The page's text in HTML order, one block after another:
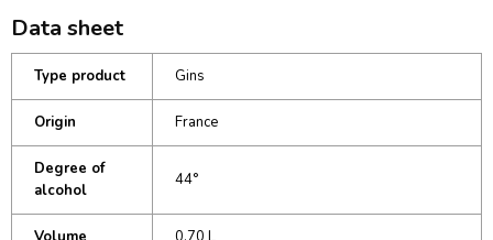
Data sheet
Type product Gins
Origin France
Degree of
alcohol
44°